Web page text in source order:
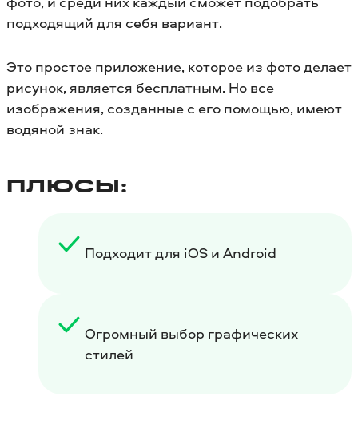
подходящий для себя вариант.
Это простое приложение, которое из фото делает
рисунок, является бесплатным. Но все
изображения, созданные с его помощью, имеют
водяной знак.
ПЛЮСЫ:
Подходит для iOS и Android
Огромный выбор графических
стилей